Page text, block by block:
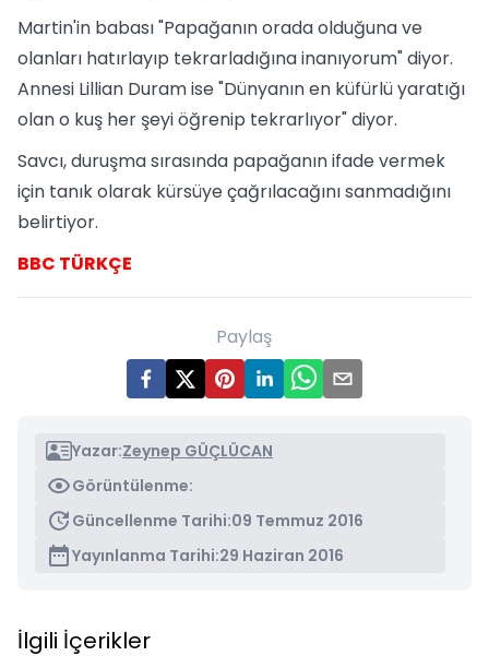
Martin'in babası "Papağanın orada olduğuna ve
olanları hatırlayıp tekrarladığına inanıyorum" diyor.
Annesi Lillian Duram ise "Dünyanın en küfürlü yaratığı
olan o kuş her şeyi öğrenip tekrarlıyor" diyor.
Savcı, duruşma sırasında papağanın ifade vermek
için tanık olarak kürsüye çağrılacağını sanmadığını
belirtiyor.
BBC TÜRKÇE
Paylaş
Yazar:Zeynep GÜÇLÜCAN
Görüntülenme:
Güncellenme Tarihi:09 Temmuz 2016
Yayınlanma Tarihi:29 Haziran 2016
İlgili İçerikler